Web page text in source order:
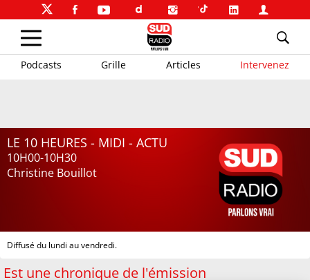
Podcasts Grille Articles Intervenez
LE 10 HEURES - MIDI - ACTU
10H00-10H30
Christine Bouillot
Diffusé du lundi au vendredi.
Est une chronique de l'émission